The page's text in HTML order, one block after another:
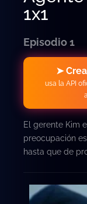
1x1
Episodio 1
➤
usa la API
El gerente Kim
preocupación
hasta que de